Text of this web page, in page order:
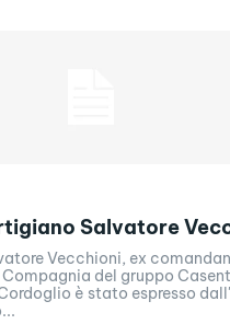
Salvatore
Vecchioni, ex
del gruppo
è stato espresso